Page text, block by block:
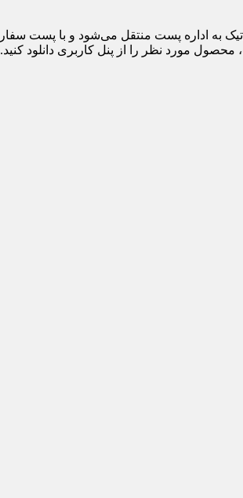
مورد نظر را از پنل کاربری دانلود کنید.